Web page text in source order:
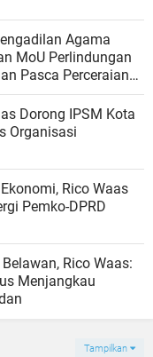
Agama
MoU Perlindungan
Pasca Perceraian
Dorong IPSM Kota
Organisasi
Rico Waas
Pemko-DPRD
Rico Waas:
Menjangkau
Tampilkan